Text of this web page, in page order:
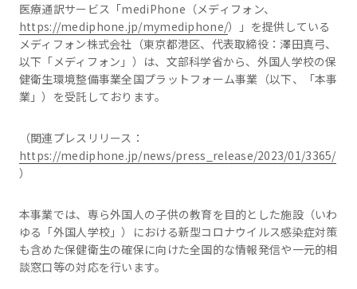
医療通訳サービス「mediPhone（メディフォン、
https://mediphone.jp/mymediphone/）」を提供している
メディフォン株式会社（東京都港区、代表取締役：澤田真弓、
以下「メディフォン」）は、文部科学省から、外国人学校の保
健衛生環境整備事業全国プラットフォーム事業（以下、「本事
業」）を受託しております。
（関連プレスリリース：
https://mediphone.jp/news/press_release/2023/01/3365/
）
本事業では、専ら外国人の子供の教育を目的とした施設（いわ
ゆる「外国人学校」）における新型コロナウイルス感染症対策
も含めた保健衛生の確保に向けた全国的な情報発信や一元的相
談窓口等の対応を行います。